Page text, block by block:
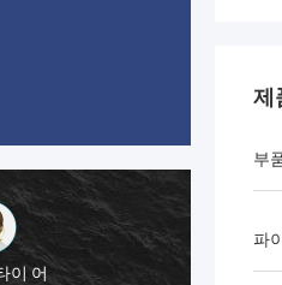
Mr 파블로
제
부
파